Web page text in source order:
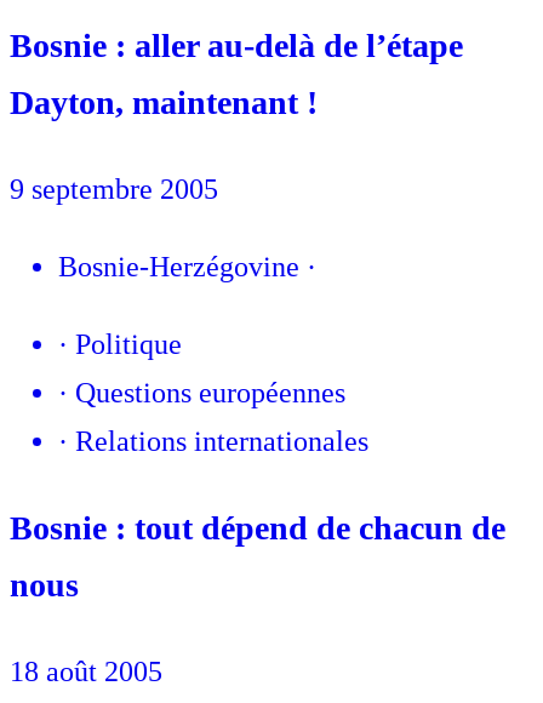
Bosnie : aller au-delà de l’étape
Dayton, maintenant !
9 septembre 2005
Bosnie-Herzégovine ·
· Politique
· Questions européennes
· Relations internationales
Bosnie : tout dépend de chacun de
nous
18 août 2005